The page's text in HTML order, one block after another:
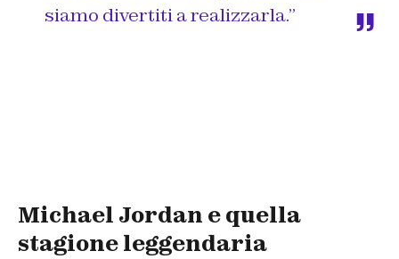
siamo divertiti a realizzarla.”
Michael Jordan e quella
stagione leggendaria